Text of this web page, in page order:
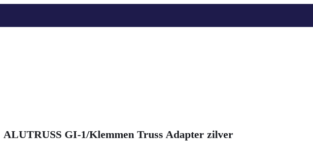
ALUTRUSS GI-1/Klemmen Truss Adapter zilver